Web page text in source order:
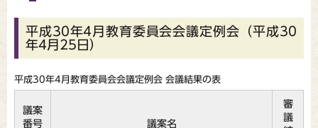
平成30年4月教育委員会会議定例会（平成30
年4月25日）
平成30年4月教育委員会会議定例会 会議結果の表
議案
番号
議案名
審
議